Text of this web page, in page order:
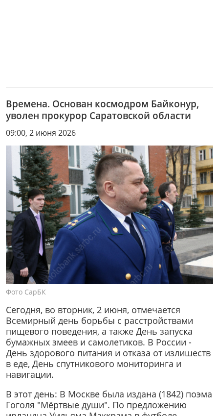
Времена. Основан космодром Байконур,
уволен прокурор Саратовской области
09:00, 2 июня 2026
Фото СарБК
Сегодня, во вторник, 2 июня, отмечается
Всемирный день борьбы с расстройствами
пищевого поведения, а также День запуска
бумажных змеев и самолетиков. В России -
День здорового питания и отказа от излишеств
в еде, День спутникового мониторинга и
навигации.
В этот день: В Москве была издана (1842) поэма
Гоголя "Мёртвые души". По предложению